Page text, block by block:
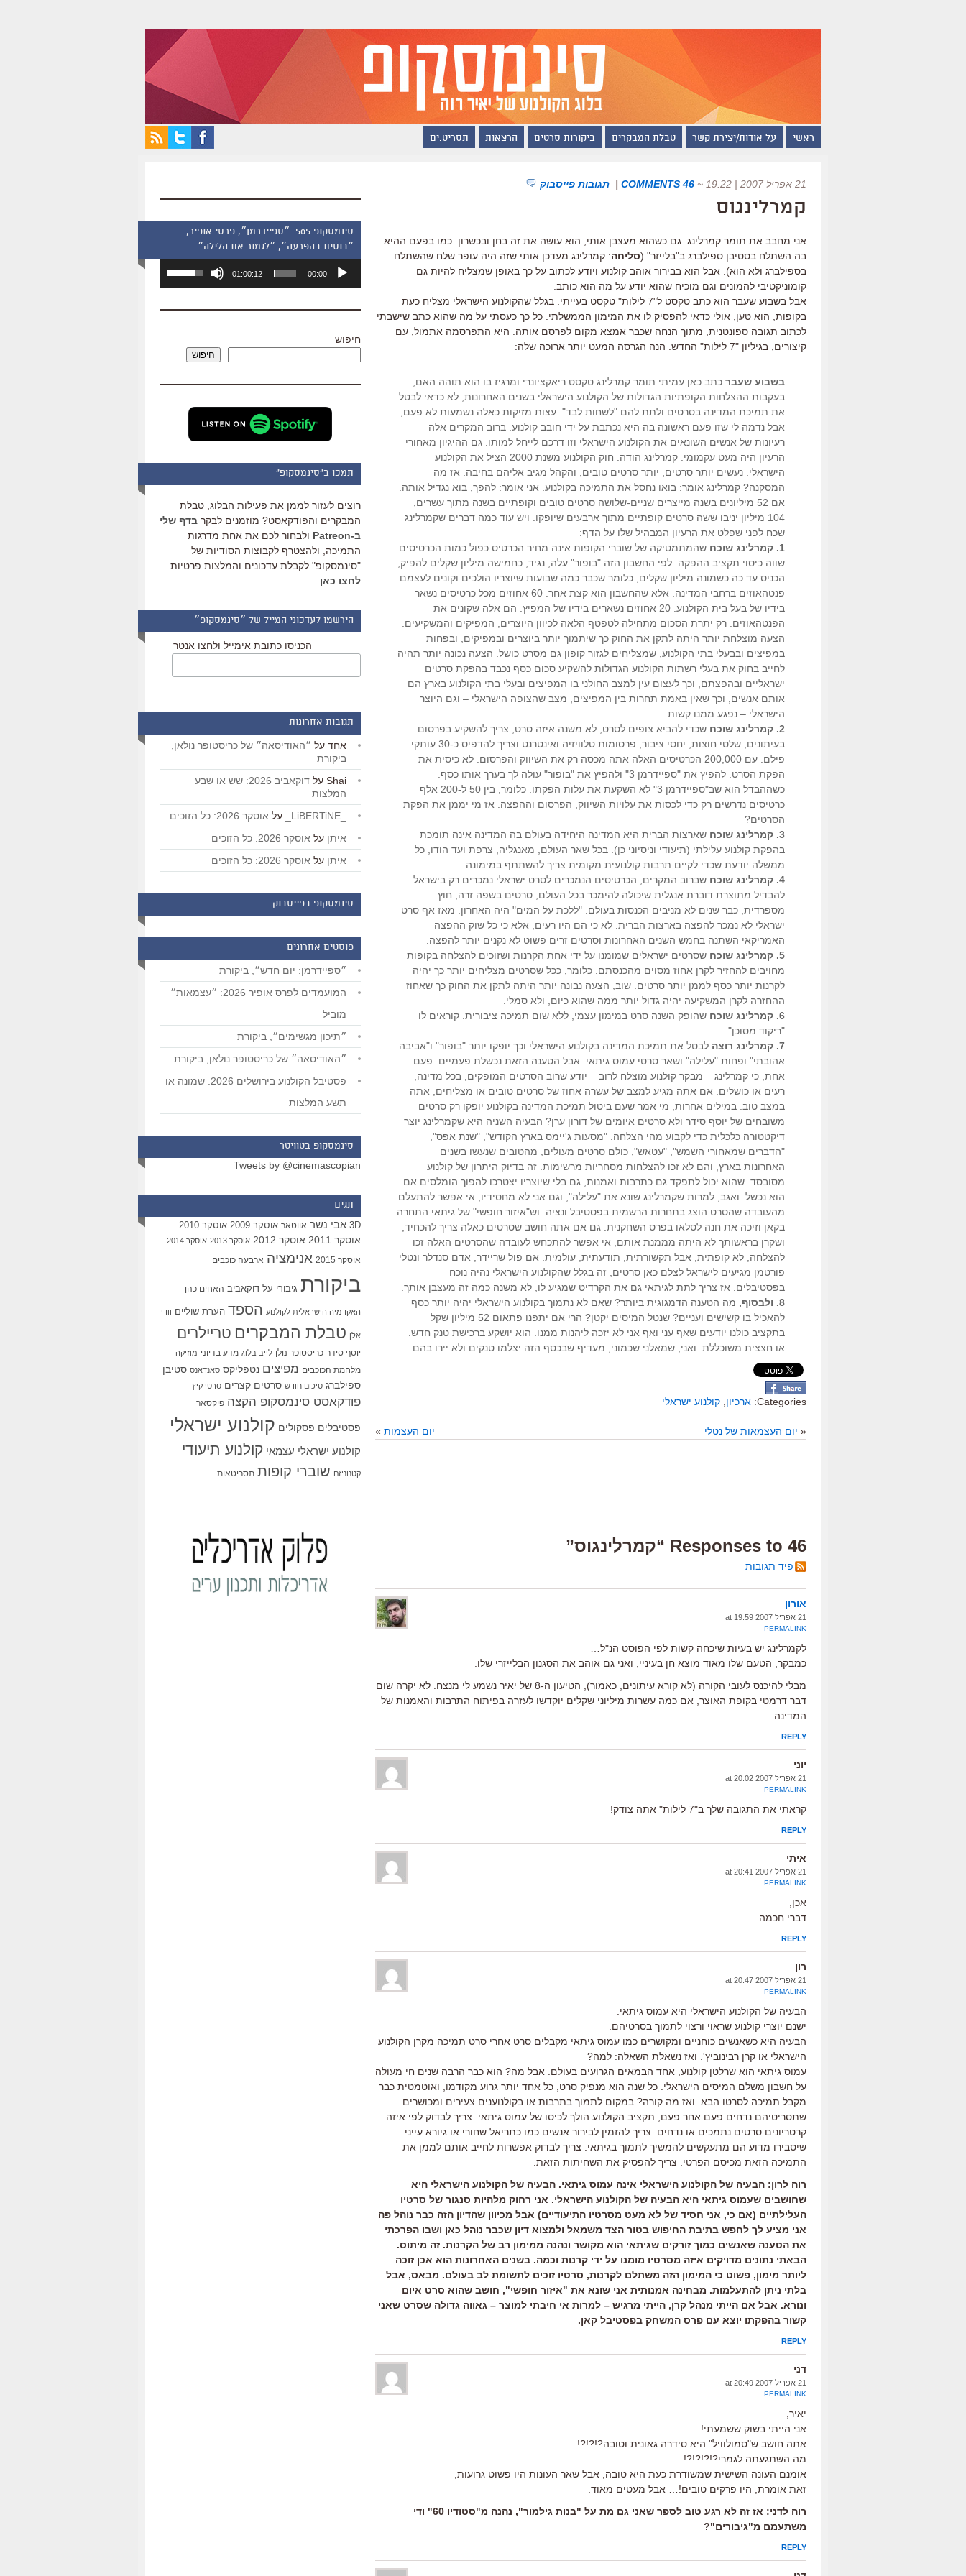
ראשי על אודות/יצירת קשר טבלת המבקרים ביקורות סרטים הרצאות תסריט.ים
21 אפריל 2007 | 19:22 ~
46 COMMENTS
| תגובות פייסבוק
קמרלינגוס
אני מחבב את תומר קמרלינג. גם כשהוא מעצבן אותי, הוא עושה את זה בחן ובכשרון. כמו בפעם ההיא
בה השתלח בסטיבן ספילברג ב"בלייזר" (סליחה: קמרלינג מעדכן אותי שזה היה עופר שלח שהשתלח
בספילברג ולא הוא). אבל הוא בבירור אוהב קולנוע ויודע לכתוב על כך באופן שמצליח להיות גם
קומוניקטיבי להמונים וגם מוכיח שהוא יודע על מה הוא כותב.
אבל בשבוע שעבר הוא כתב טקסט ל"7 לילות" טקסט בעייתי. בגלל שהקולנוע הישראלי מצליח כעת
בקופות, הוא טען, אולי כדאי להפסיק לו את המימון הממשלתי. כל כך כעסתי על מה שהוא כתב שישבתי
לכתוב תגובה ספונטנית, מתוך הנחה שכבר אמצא מקום לפרסם אותה. היא התפרסמה אתמול, עם
קיצורים, בגיליון "7 לילות" החדש. הנה הגרסה המעט יותר ארוכה שלה:
בשבוע שעבר כתב כאן עמיתי תומר קמרלינג טקסט ריאקציונרי ומרגיז בו הוא תוהה האם,
בעקבות ההצלחות הקופתיות הגדולות של הקולנוע הישראלי בשנים האחרונות, לא כדאי לבטל
את תמיכת המדינה בסרטים ולתת להם "לשחות לבד". עצות מזיקות כאלה נשמעות לא פעם,
אבל נדמה לי שזו פעם ראשונה בה היא נכתבת על ידי חובב קולנוע. ברוב המקרים אלה
רעיונות של אנשים השונאים את הקולנוע הישראלי וזו דרכם לייחל למותו. גם ההיגיון מאחורי
הרעיון היה מעט עקמומי. קמרלינג הודה: חוק הקולנוע משנת 2000 הציל את הקולנוע
הישראלי. נעשים יותר סרטים, יותר סרטים טובים, והקהל מגיב אליהם בחיבה. אז מה
המסקנה? קמרלינג אומר: בואו נחסל את התמיכה בקולנוע. אני אומר: להפך, בוא נגדיל אותה.
אם 52 מיליונים בשנה מייצרים שניים-שלושה סרטים טובים וקופתיים בשנה מתוך עשרים,
104 מיליון יניבו ששה סרטים קופתיים מתוך ארבעים שיופקו. ויש עוד כמה דברים שקמרלינג
שכח לפני שפלט את הרעיון המבהיל שלו על הדף:
1. קמרלינג שוכח
שהמתמטיקה של שוברי הקופות אינה מחיר הכרטיס כפול כמות הכרטיסים
שווה כיסוי תקציב ההפקה. לפי החשבון הזה "בופור" עלה, נגיד, כחמישה מיליון שקלים להפיק,
הכניס עד כה כשמונה מיליון שקלים, כלומר שכבר כמה שבועות שיוצריו הולכים וקונים לעצמם
פנטהאוזים ברחבי המדינה. אלא שהחשבון הוא קצת אחר: 60 אחוזים מכל כרטיסים נשאר
בידיו של בעל בית הקולנוע. 20 אחוזים נשארים בידיו של המפיץ. הם אלה שקונים את
הפנטהאוזים. רק יתרת הסכום מתחילה לטפטף הלאה לכיוון היוצרים, המפיקים והמשקיעים.
הצעה מוצלחת יותר היתה לתקן את החוק כך שיתמוך יותר ביוצרים ובמפיקים, ובפחות
במפיצים ובבעלי בתי הקולנוע, שמצליחים לגזור קופון גם מסרט כושל. הצעה נכונה יותר תהיה
לחייב בחוק את בעלי רשתות הקולנוע הגדולות להשקיע סכום כסף נכבד בהפקת סרטים
ישראליים ובהפצתם, וכך לעצום עין למצב החולני בו המפיצים ובעלי בתי הקולנוע בארץ הם
אותם אנשים, וכך שאין באמת תחרות בין המפיצים, מצב שהצופה הישראלי – וגם היוצר
הישראלי – נפגע ממנו קשות.
2. קמרלינג שוכח
שכדי להביא צופים לסרט, לא משנה איזה סרט, צריך להשקיע בפרסום
בעיתונים, שלטי חוצות, יחסי ציבור, פרסומות טלוויזיה ואינטרנט וצריך להדפיס כ-30 עותקי
פילם. עם 200,000 הכרטיסים האלה אתה מכסה רק את השיווק והפרסום. לא כיסית את
הפקת הסרט. להפיץ את "ספיידרמן 3" ולהפיץ את "בופור" עולה לך בערך אותו כסף.
כשההבדל הוא שב"ספיידרמן 3" לא השקעת את עלות הפקתו. כלומר, בין 50 ל-200 אלף
כרטיסים נדרשים רק כדי לכסות את עלויות השיווק, הפרסום וההפצה. אז מי יממן את הפקת
הסרטים?
3. קמרלינג שוכח
שארצות הברית היא המדינה היחידה בעולם בה המדינה אינה תומכת
בהפקת קולנוע עלילתי (תיעודי וניסיוני כן). בכל שאר העולם, מאנגליה, צרפת ועד הודו, כל
ממשלה יודעת שכדי לקיים תרבות קולנועית מקומית צריך להשתתף במימונה.
4. קמרלינג שוכח
שברוב המקרים, הכרטיסים הנמכרים לסרט ישראלי נמכרים רק בישראל.
להבדיל מתוצרת דוברת אנגלית שיכולה להימכר בכל העולם, סרטים בשפה זרה, חוץ
מספרדית, כבר שנים לא מניבים הכנסות בעולם. "ללכת על המים" היה האחרון. מאז אף סרט
ישראלי לא נמכר להפצה בארצות הברית. לא כי הם היו רעים, אלא כי כל שוק ההפצה
האמריקאי השתנה בחמש השנים האחרונות וסרטים זרים פשוט לא נקנים יותר להפצה.
5. קמרלינג שוכח
שסרטים ישראלים שמומנו על ידי אחת הקרנות ושזוכים להצלחה בקופות
מחויבים להחזיר לקרן אחוז מסוים מהכנסתם. כלומר, ככל שסרטים מצליחים יותר כך יהיה
לקרנות יותר כסף לממן יותר סרטים. שוב, הצעה נבונה יותר היתה לתקן את החוק כך שאחוז
ההחזרה לקרן המשקיעה יהיה גדול יותר ממה שהוא כיום, ולא סמלי.
6. קמרלינג שוכח
שהופק השנה סרט במימון עצמי, ללא שום תמיכה ציבורית. קוראים לו
"ריקוד מסוכן".
7. קמרלינג רוצה
לבטל את תמיכת המדינה בקולנוע הישראלי וכך יופקו יותר "בופור" ו"אביבה
אהובתי" ופחות "עלילה" ושאר סרטי עמוס גיתאי. אבל הטענה הזאת נכשלת פעמיים. פעם
אחת, כי קמרלינג – מבקר קולנוע מוצלח לרוב – יודע שרוב הסרטים המופקים, בכל מדינה,
רעים או כושלים. אם אתה מגיע למצב של עשרה אחוז של סרטים טובים או מצליחים, אתה
במצב טוב. במילים אחרות, מי אמר שעם ביטול תמיכת המדינה בקולנוע יופקו רק סרטים
משובחים של יוסף סידר ולא סרטים איומים של דורון ערן? הבעיה השניה היא שקמרלינג יוצר
דיקטטורה כלכלית כדי לקבוע מהי הצלחה. "מסעות ג'יימס בארץ הקודש", "שנת אפס",
"הדברים שמאחורי השמש", "עטאש", כולם סרטים מעולים, מהטובים שנעשו בשנים
האחרונות בארץ, והם לא זכו להצלחות מסחריות מרשימות. זה בדיוק היתרון של קולנוע
מסובסד. שהוא יכול לתפקד גם כתרבות ואמנות, גם בלי שיוצריו יצטרכו להפוך הומלסים אם
הוא נכשל. ואגב, למרות שקמרלינג שונא את "עלילה", וגם אני לא מחסידיו, אי אפשר להתעלם
מהעובדה שהסרט הוצג בתחרות הרשמית בפסטיבל ונציה. וש"איזור חופשי" של גיתאי התחרה
בקאן וזיכה את חנה לסלאו בפרס השחקנית. גם אם אתה חושב שסרטים כאלה צריך להכחיד,
ושקרן בראשותך לא היתה מממנת אותם, אי אפשר להתכחש לעובדה שהסרטים האלה זכו
להצלחה, לא קופתית, אבל תקשורתית, תודעתית, עולמית. אם פול שריידר, אדם סנדלר ונטלי
פורטמן מגיעים לישראל לצלם כאן סרטים, זה בגלל שהקולנוע הישראלי נהיה נוכח
בפסטיבלים. אז צריך לתת לגיתאי גם את הקרדיט שמגיע לו, לא משנה כמה זה מעצבן אותך.
8. ולבסוף,
מה הטענה הדמגוגית ביותר? שאם לא נתמוך בקולנוע הישראלי יהיה יותר כסף
להאכיל בו קשישים ועניים? שנטל המיסים יקטן? הרי אם יתפנו פתאום 52 מיליון שקל
בתקציב כולנו יודעים שאף עני ואף אני לא יזכה ליהנות ממנו. הוא יושקע ברכישת טנק חדש.
או חצצית משוכללת. ואני, שמאלני שכמוני, מעדיף שבכסף הזה יצלמו טנקים ולא יירו בהם.
Categories: ארכיון קולנוע ישראלי
« יום העצמאות של נטלי יום העצמות »
46 Responses to “קמרלינגוס”
פיד תגובות
אורון
21 אפריל 2007 at 19:59
PERMALINK
לקמרלינג יש בעיות שיכחה קשות לפי הפוסט הנ"ל…
כמבקר, הטעם שלו מאוד מוצא חן בעיניי, ואני גם אוהב את הסגנון הבלייזרי שלו.
מבלי להיכנס לעובי הקורה (לא קורא עיתונים, כאמור), הטיעון ה-8 של יאיר נשמע לי מנצח. לא יקרה שום
דבר דרמטי בקופת האוצר, אם כמה עשרות מיליוני שקלים יוקדשו לעזרה בפיתוח התרבות והאמנות של
המדינה.
REPLY
יוני
21 אפריל 2007 at 20:02
PERMALINK
קראתי את התגובה שלך ב"7 לילות" אתה צודק!
REPLY
איתי
21 אפריל 2007 at 20:41
PERMALINK
אכן,
דברי חכמה.
REPLY
רון
21 אפריל 2007 at 20:47
PERMALINK
הבעיה של הקולנוע הישראלי היא עמוס גיתאי.
ישנם יוצרי קולנוע שראוי ורצוי לתמוך בסרטיהם.
הבעיה היא כשאנשים כוחניים ומקושרים כמו עמוס גיתאי מקבלים סרט אחרי סרט תמיכה מקרן הקולנוע
הישראלי או קרן רבינוביץ'. ואז נשאלת השאלה: למה?
עמוס גיתאי הוא שרלטן קולנוע, אחד הבמאים הגרועים בעולם. אבל מה? הוא כבר הרבה שנים חי מעולה
על חשבון משלם המיסים הישראלי. כל שנה הוא מנפיק סרט, כל אחד יותר גרוע מקודמו, ואוטמטית כבר
מקבל תמיכה לסרטו הבא. ואז מה קורה? במקום לתמוך בתרבות או בקולנוענים צעירים ומכושרים
שתסריטיהם נדחים פעם אחר פעם, תקציב הקולנוע הולך לכיסו של עמוס גיתאי. צריך לבדוק לפי איזה
קרטריונים סרטים נתמכים או נדחים. צריך להזמין לבירור אנשים כמו כתריאל שחורי או גיורא עייני
שיסבירו מדוע הם מתעקשים להמשיך לתמוך בגיתאי. צריך לבדוק אפשרות לחייב אותם לממן את
התמיכה הזאת מכיסם הפרטי. צריך להפסיק את השחיתות הזאת.
רוה לרון: הבעיה של הקולנוע הישראלי אינה עמוס גיתאי. הבעיה של הקולנוע הישראלי היא
שחושבים שעמוס גיתאי היא הבעיה של הקולנוע הישראלי. אני רחוק מלהיות סנגור של סרטיו
העלילתיים (אם כי, אני חסיד של לא מעט מסרטיו התיעודיים) אבל מכיוון שהדיון הזה כבר נוהל פה
אני מציע לך לחפש בתיבת החיפוש בטור הצד משמאל ולמצוא דיון שכבר נוהל כאן ושבו הפרכתי
את הטענה שאנשים כמוך זורקים שגיתאי הוא מקושר ונהנה ממימון רב של הקרנות. זה מיתוס.
הבאתי נתונים מדויקים איזה מסרטיו מומנו על ידי קרנות וכמה. בשנים האחרונות הוא אכן זוכה
ליותר מימון, פשוט כי המימון הזה משתלם לקרנות, סרטיו זוכים לתשומת לב בעולם. מבאס, אבל
בלתי ניתן להתעלמות. מבחינה אמנותית אני שונא את "איזור חופשי", חושב שהוא סרט איום
ונורא. אבל אם הייתי מנהל קרן, הייתי מרגיש – למרות אי חיבתי למוצר – גאווה גדולה שסרט שאני
קשור בהפקתו יוצא עם פרס המשחק בפסטיבל קאן.
REPLY
דני
21 אפריל 2007 at 20:49
PERMALINK
יאיר,
אני הייתי בשוק ששמעתי!…
אתה חושב ש"סמולוויל" היא סידרה גאונית וטובה?!?!?!
מה השתגעתה לגמרי?!?!?!?!
אומנם העונה השישית שמשודרת כעת היא טובה, אבל שאר העונות היו פשוט גרועות,
זאת אומרת, היו פרקים טובים!… אבל מעטים מאוד.
רוה לדני: אז זה לא רגע טוב לספר שאני גם מת על "בנות גילמור", נהנה מ"סטודיו 60" ודי
משתעמם מ"גיבורים"?
REPLY
סינמסקופ 505: ״ספיידרמן״, פרסי אופיר,
״בוסית בהפרעה״, ״לגמור את הלילה״
אודיו
00:00
01:00:12
השתמש
כדי
שמע.
חיפוש
חיפוש
תמכו ב"סינמסקופ"
רוצים לעזור לממן את פעילות הבלוג, טבלת
המבקרים והפודקאסט? מוזמנים לבקר בדף שלי
ב-Patreon
ולבחור לכם את אחת מדרגות
התמיכה, ולהצטרף לקבוצות הסודיות של
"סינמסקופ" לקבלת עדכונים והמלצות פרטיות.
לחצו כאן
הירשמו לעדכוני המייל של ״סינמסקופ״
הכניסו כתובת אימייל ולחצו אנטר
תגובות אחרונות
אחד על ״האודיסאה״ של כריסטופר נולאן,
ביקורת
Shai על
דוקאביב 2026: שש או שבע
המלצות
על אוסקר 2026: כל הזוכים
איתן על אוסקר 2026: כל הזוכים
איתן על אוסקר 2026: כל הזוכים
סינמסקופ בפייסבוק
פוסטים אחרונים
״ספיידרמן: יום חדש״, ביקורת
המועמדים לפרס אופיר 2026: ״עצמאות״
מוביל
״תיכון מגשימים״, ביקורת
״האודיסאה״ של כריסטופר נולאן, ביקורת
פסטיבל הקולנוע בירושלים 2026: שמונה או
תשע המלצות
סינמסקופ בטוויטר
Tweets by @cinemascopian
תגים
3D אבי נשר אווטאר אוסקר 2009 אוסקר 2010
אוסקר 2011 אוסקר 2012 אוסקר 2013 אוסקר 2014
אוסקר 2015 אנימציה ארבעה כוכבים
ביקורת גיבורי על דוקאביב האחים כהן
האקדמיה הישראלית לקולנוע הספד הערת שוליים וודי
אלן טבלת המבקרים טריילרים
יוסף סידר כריסטופר נולן לייב בלוג מדע בדיוני מוזיקה
מלחמת הכוכבים מפיצים נטפליקס סאנדאנס סטיבן
ספילברג סיכום חודש סרטים קצרים סרטי קיץ
פודקאסט סינמסקופ הקצה פיקסאר
פסטיבלים פסקולים קולנוע ישראלי
קולנוע ישראלי עצמאי קולנוע תיעודי
קטנוניזם שוברי קופות תסריטאות